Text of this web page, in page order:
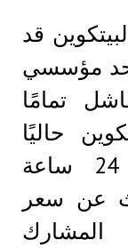
قد
مؤسسي
تمامًا
حاليًا
بنسبة 1.02% خلال الـ 24 ساعة
عن سعر
المشارك